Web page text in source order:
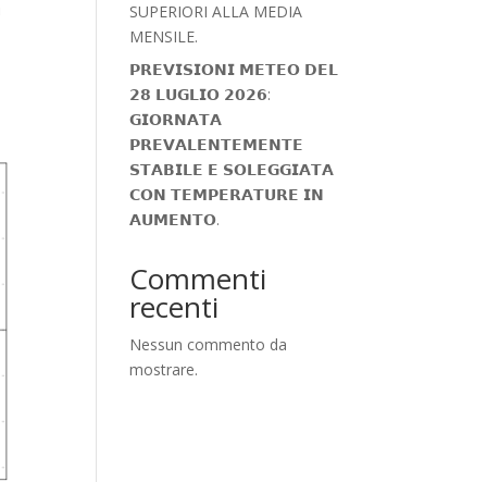
SUPERIORI ALLA MEDIA
MENSILE.
𝗣𝗥𝗘𝗩𝗜𝗦𝗜𝗢𝗡𝗜 𝗠𝗘𝗧𝗘𝗢 𝗗𝗘𝗟
𝟮𝟴 𝗟𝗨𝗚𝗟𝗜𝗢 𝟮𝟬𝟮𝟲:
𝗚𝗜𝗢𝗥𝗡𝗔𝗧𝗔
𝗣𝗥𝗘𝗩𝗔𝗟𝗘𝗡𝗧𝗘𝗠𝗘𝗡𝗧𝗘
𝗦𝗧𝗔𝗕𝗜𝗟𝗘 𝗘 𝗦𝗢𝗟𝗘𝗚𝗚𝗜𝗔𝗧𝗔
𝗖𝗢𝗡 𝗧𝗘𝗠𝗣𝗘𝗥𝗔𝗧𝗨𝗥𝗘 𝗜𝗡
𝗔𝗨𝗠𝗘𝗡𝗧𝗢.
Commenti
recenti
Nessun commento da
mostrare.